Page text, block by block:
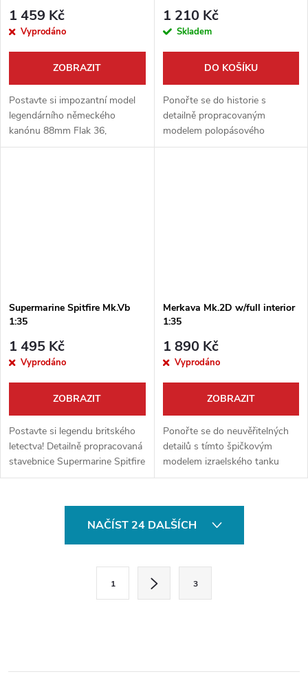
1 459 Kč
Vyprodáno
ZOBRAZIT
Postavte si impozantní model
legendárního německého
kanónu 88mm Flak 36,
tentokrát v unikátní konfiguraci
1 210 Kč
Skladem
DO KOŠÍKU
Ponořte se do historie s
detailně propracovaným
modelem polopásového
transportéru Sd.Kfz.251/1
Supermarine Spitfire Mk.Vb
1:35
1 495 Kč
Vyprodáno
ZOBRAZIT
Postavte si legendu britského
letectva! Detailně propracovaná
stavebnice Supermarine Spitfire
Mk.Vb od výrobce Border
1:35. Tento model je skvělou...
Merkava Mk.2D w/full interior
1:35
1 890 Kč
Vyprodáno
ZOBRAZIT
Ponořte se do neuvěřitelných
detailů s tímto špičkovým
modelem izraelského tanku
Merkava Mk.2D od Border
prémiová stavebnice posouvá
hranice...
NAČÍST 24 DALŠÍCH
k
1 3